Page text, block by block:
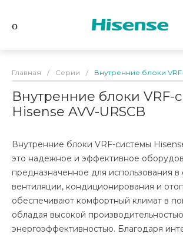
Главная / Серии / Внутренние блоки
Внутренние блоки VRF-
Hisense AVV-URSCB
Внутренние блоки VRF-системы
это надежное и эффективное
предназначенное для использования в
вентиляции, кондиционирования и
обеспечивают комфортный климат в
обладая высокой
энергоэффективностью. Благодаря